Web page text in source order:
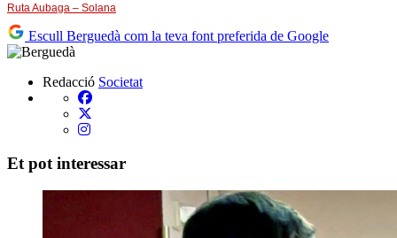
Ruta Aubaga – Solana
Escull Berguedà com la teva font preferida de Google
Redacció Societat
Et pot interessar